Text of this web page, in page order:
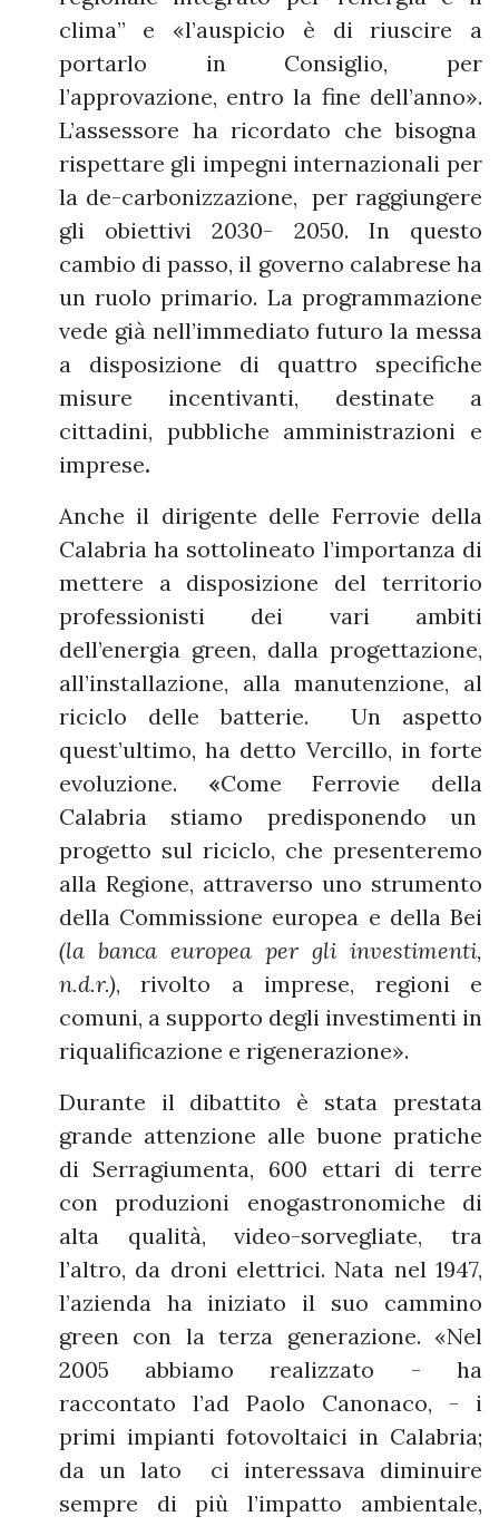
clima” e «l’auspicio è di riuscire a
portarlo in Consiglio, per
l’approvazione, entro la fine dell’anno».
L’assessore ha ricordato che bisogna
rispettare gli impegni internazionali per
la de-carbonizzazione, per raggiungere
gli obiettivi 2030- 2050. In questo
cambio di passo, il governo calabrese ha
un ruolo primario. La programmazione
vede già nell’immediato futuro la messa
a disposizione di quattro specifiche
misure incentivanti, destinate a
cittadini, pubbliche amministrazioni e
imprese.
Anche il dirigente delle Ferrovie della
Calabria ha sottolineato l’importanza di
mettere a disposizione del territorio
professionisti dei vari ambiti
dell’energia green, dalla progettazione,
all’installazione, alla manutenzione, al
riciclo delle batterie. Un aspetto
quest’ultimo, ha detto Vercillo, in forte
evoluzione. «Come Ferrovie della
Calabria stiamo predisponendo un
progetto sul riciclo, che presenteremo
alla Regione, attraverso uno strumento
della Commissione europea e della Bei
(la banca europea per gli investimenti,
n.d.r.), rivolto a imprese, regioni e
comuni, a supporto degli investimenti in
riqualificazione e rigenerazione».
Durante il dibattito è stata prestata
grande attenzione alle buone pratiche
di Serragiumenta, 600 ettari di terre
con produzioni enogastronomiche di
alta qualità, video-sorvegliate, tra
l’altro, da droni elettrici. Nata nel 1947,
l’azienda ha iniziato il suo cammino
green con la terza generazione. «Nel
2005 abbiamo realizzato - ha
raccontato l’ad Paolo Canonaco, - i
primi impianti fotovoltaici in Calabria;
da un lato ci interessava diminuire
sempre di più l’impatto ambientale,